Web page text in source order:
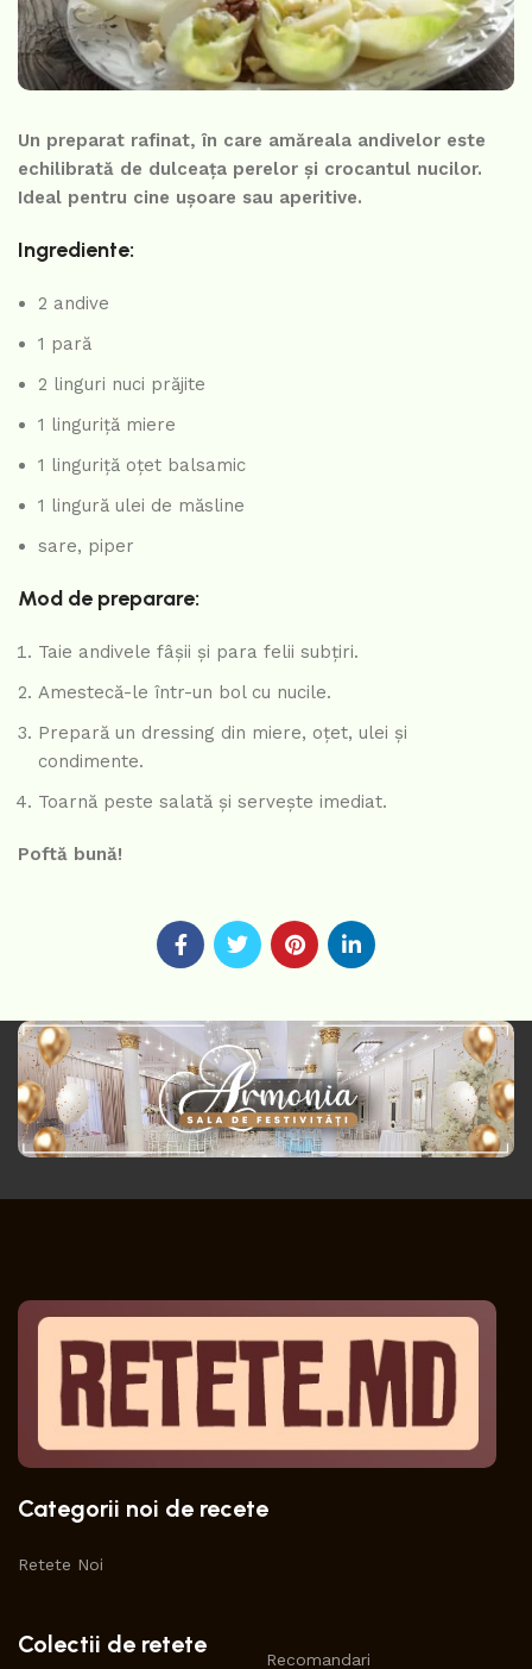
Un preparat rafinat, în care amăreala andivelor este
echilibrată de dulceața perelor și crocantul nucilor.
Ideal pentru cine ușoare sau aperitive.
Ingrediente:
2 andive
1 pară
2 linguri nuci prăjite
1 linguriță miere
1 linguriță oțet balsamic
1 lingură ulei de măsline
sare, piper
Mod de preparare:
Taie andivele fâșii și para felii subțiri.
Amestecă-le într-un bol cu nucile.
Prepară un dressing din miere, oțet, ulei și
condimente.
Toarnă peste salată și servește imediat.
Poftă bună!
Categorii noi de recete
Retete Noi
Colectii de retete
Recomandari